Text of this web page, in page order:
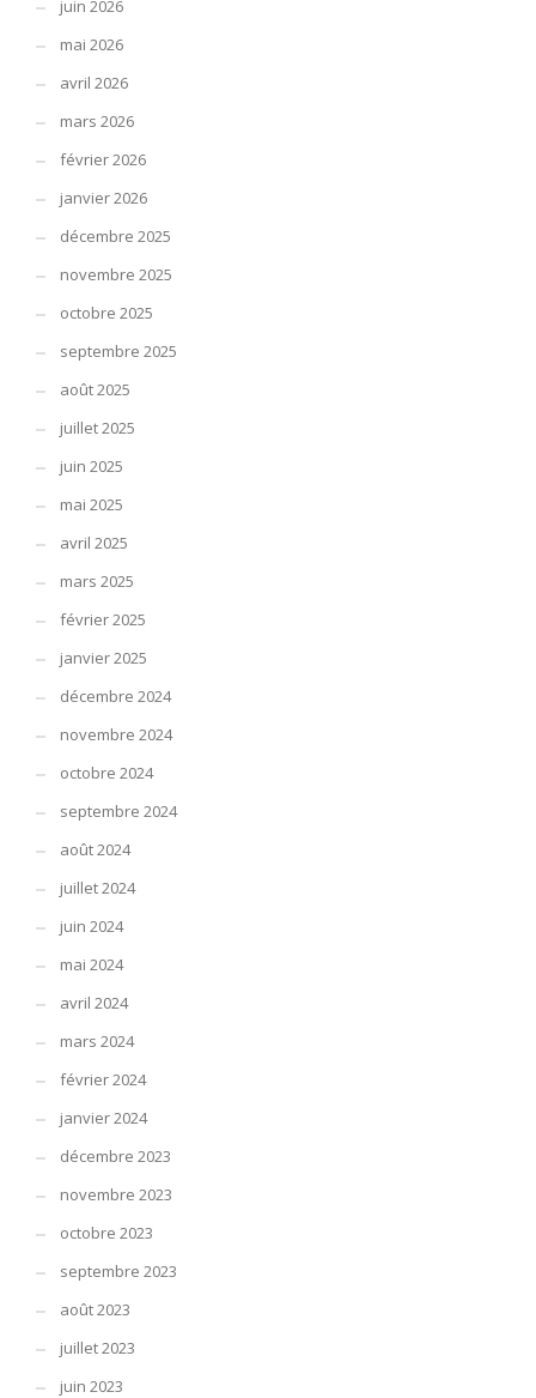
juin 2026
mai 2026
avril 2026
mars 2026
février 2026
janvier 2026
décembre 2025
novembre 2025
octobre 2025
septembre 2025
août 2025
juillet 2025
juin 2025
mai 2025
avril 2025
mars 2025
février 2025
janvier 2025
décembre 2024
novembre 2024
octobre 2024
septembre 2024
août 2024
juillet 2024
juin 2024
mai 2024
avril 2024
mars 2024
février 2024
janvier 2024
décembre 2023
novembre 2023
octobre 2023
septembre 2023
août 2023
juillet 2023
juin 2023